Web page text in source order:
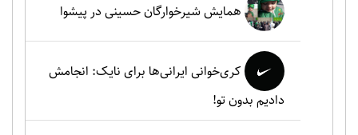
همایش شیرخوارگان حسینی در پیشوا
کری‌خوانی ایرانی‌ها برای نایک: انجامش
دادیم بدون تو!